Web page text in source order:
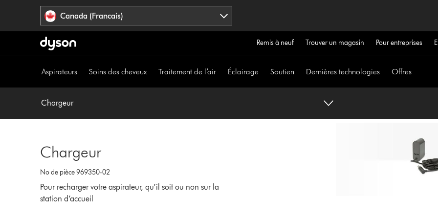
sauter
l’accessibilité
Canada (Francais)
Remis à neuf Trouver un magasin Pour entreprises
Aspirateurs Soins des cheveux Traitement de l’air Éclairage Soutien Dernières technologies Offres
Chargeur
Chargeur
No de pièce 969350-02
Pour recharger votre aspirateur, qu’il soit ou non sur la
station d’accueil